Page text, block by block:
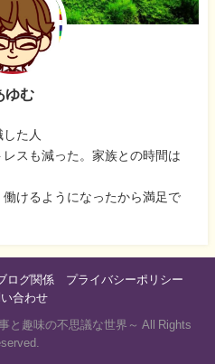
ゆむ
た人
レスも減った。家族との時間は
けるようになったから満足で
ログ関係
プライバシーポリシー
合わせ
と趣味の不思議な世界～ All Rights